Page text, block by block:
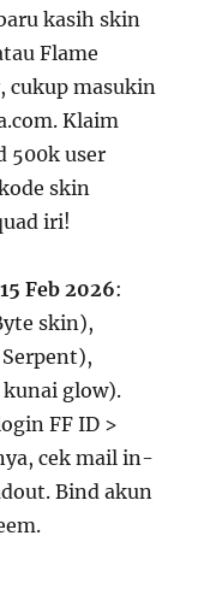
kasih skin
Flame
cukup masukin
Klaim
500k user
skin
iri!
Feb 2026:
skin),
Serpent),
kunai glow).
FF ID >
cek mail in-
Bind akun